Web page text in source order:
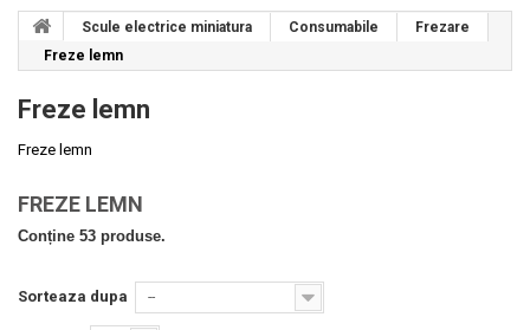
Scule electrice miniatura Consumabile
Frezare
Freze lemn
Freze lemn
Freze lemn
FREZE LEMN
Conține 53 produse.
Sorteaza dupa --